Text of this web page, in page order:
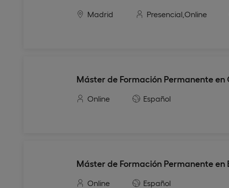
Madrid Presencial, Online
Máster de Formación Permanente
Online Español
Máster de Formación Permanente
Online Español